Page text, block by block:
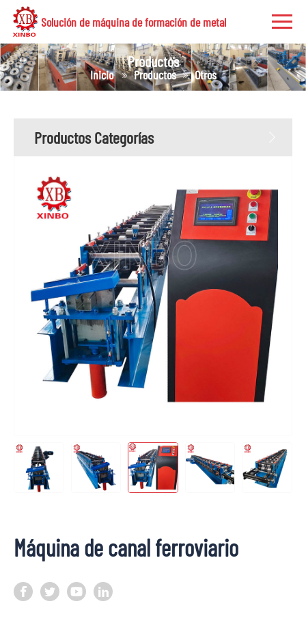
Solución de máquina de formación de metal
Productos
Inicio Productos Otros
Productos Categorías
Máquina de canal ferroviario